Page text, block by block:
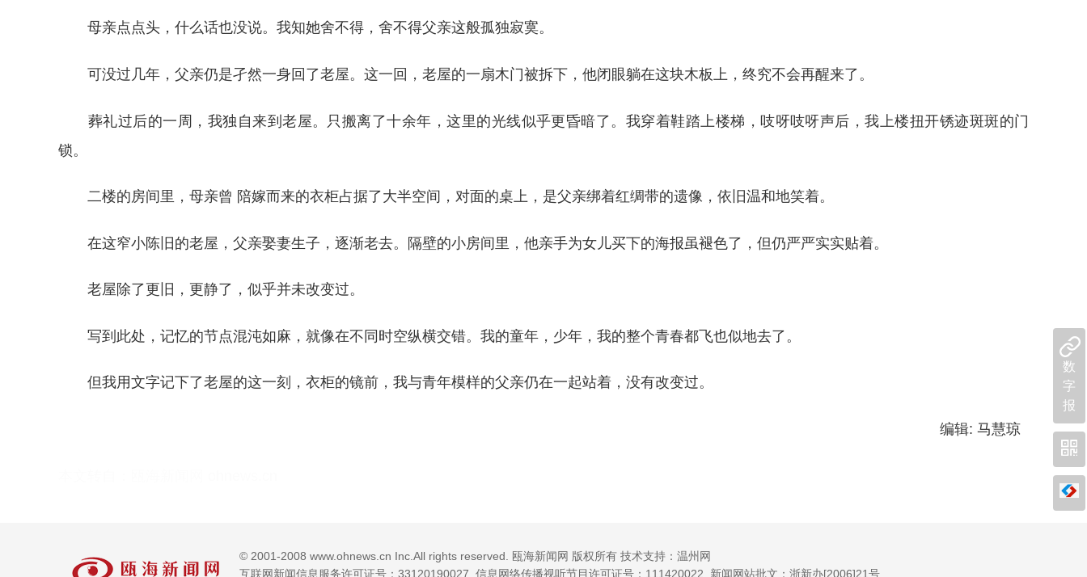
母亲点点头，什么话也没说。我知她舍不得，舍不得父亲这般孤独寂寞。
可没过几年，父亲仍是孑然一身回了老屋。这一回，老屋的一扇木门被拆下，他闭眼躺在这块木板上，终究不会再醒来了。
葬礼过后的一周，我独自来到老屋。只搬离了十余年，这里的光线似乎更昏暗了。我穿着鞋踏上楼梯，吱呀吱呀声后，我上楼扭开锈迹斑斑的门
锁。
二楼的房间里，母亲曾 陪嫁而来的衣柜占据了大半空间，对面的桌上，是父亲绑着红绸带的遗像，依旧温和地笑着。
在这窄小陈旧的老屋，父亲娶妻生子，逐渐老去。隔壁的小房间里，他亲手为女儿买下的海报虽褪色了，但仍严严实实贴着。
老屋除了更旧，更静了，似乎并未改变过。
写到此处，记忆的节点混沌如麻，就像在不同时空纵横交错。我的童年，少年，我的整个青春都飞也似地去了。
但我用文字记下了老屋的这一刻，衣柜的镜前，我与青年模样的父亲仍在一起站着，没有改变过。
编辑: 马慧琼
数
字
报
© 2001-2008 www.ohnews.cn Inc.All rights reserved. 瓯海新闻网 版权所有 技术支持：温州网
互联网新闻信息服务许可证号：33120190027 信息网络传播视听节目许可证号：111420022 新闻网站批文：浙新办[2006]21号